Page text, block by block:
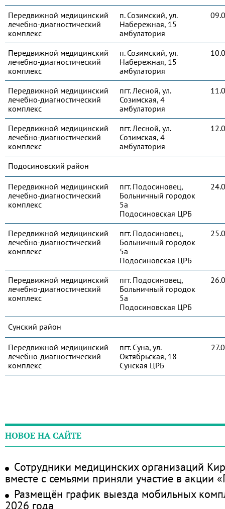
Передвижной медицинский
лечебно-диагностический
комплекс
п. Созимский, ул.
Набережная, 15
амбулатория
Передвижной медицинский
лечебно-диагностический
комплекс
п. Созимский, ул.
Набережная, 15
амбулатория
Передвижной медицинский
лечебно-диагностический
комплекс
пгт. Лесной, ул.
Созимская, 4
амбулатория
Передвижной медицинский
лечебно-диагностический
комплекс
пгт. Лесной, ул.
Созимская, 4
амбулатория
Подосиновский район
Передвижной медицинский
лечебно-диагностический
комплекс
пгт. Подосиновец,
Больничный городок
5а
Подосиновская ЦРБ
Передвижной медицинский
лечебно-диагностический
комплекс
пгт. Подосиновец,
Больничный городок
5а
Подосиновская ЦРБ
Передвижной медицинский
лечебно-диагностический
комплекс
пгт. Подосиновец,
Больничный городок
5а
Подосиновская ЦРБ
Сунский район
Передвижной медицинский
лечебно-диагностический
комплекс
пгт. Суна, ул.
Октябрьская, 18
Сунская ЦРБ
НОВОЕ НА САЙТЕ
Сотрудники медицинских организаций
вместе с семьями приняли участие в акции
Размещён график выезда мобильных
2026 года